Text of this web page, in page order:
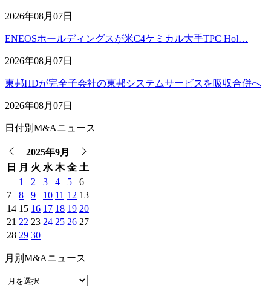
2026年08月07日
ENEOSホールディングスが米C4ケミカル大手TPC Hol…
2026年08月07日
東邦HDが完全子会社の東邦システムサービスを吸収合併へ
2026年08月07日
日付別M&Aニュース
2025年9月
日
月 火 水 木 金 土
1
2 3 4 5
6
7
8 9 10 11 12 13
14 15 16 17 18 19 20
21 22 23 24 25 26 27
28 29 30
月別M&Aニュース